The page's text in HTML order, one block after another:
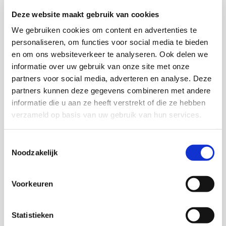
Deze website maakt gebruik van cookies
We gebruiken cookies om content en advertenties te
personaliseren, om functies voor social media te bieden
en om ons websiteverkeer te analyseren. Ook delen we
informatie over uw gebruik van onze site met onze
partners voor social media, adverteren en analyse. Deze
partners kunnen deze gegevens combineren met andere
informatie die u aan ze heeft verstrekt of die ze hebben
verzameld op basis van uw gebruik van hun services.
Noodzakelijk
Voorkeuren
Statistieken
meer pragmatische houding. Dit waren de Tilburgse
moeders met een praktische opleiding. Zij
idealiseerden diversiteit niet. Ze waren er, anders
dan de idealisten negatiever over, bijvoorbeeld
kerst. En wat hen betreft mocht Zwarte Piet
blijven. Maar in de praktijk gingen zij veel meer en
opener het contact aan met moeders en kinderen
Realisten
Dan was er nog een groep moeders, de meesten
eveneens Tilburgs, met een meer ‘realistische’
omgeving als vanzelfsprekend, als een dagelijkse